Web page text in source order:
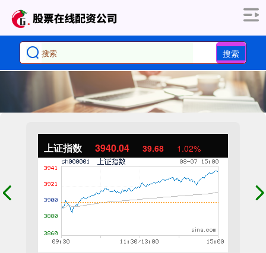
搜索
上证指数 3940.04 39.68 1.02%